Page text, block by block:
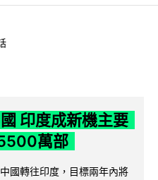
印度成新機主要
萬部
國轉往印度，目標兩年內將